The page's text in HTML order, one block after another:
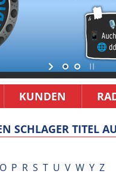
KUNDEN
SCHLAGER TITEL
O P R S T U V W Y Z